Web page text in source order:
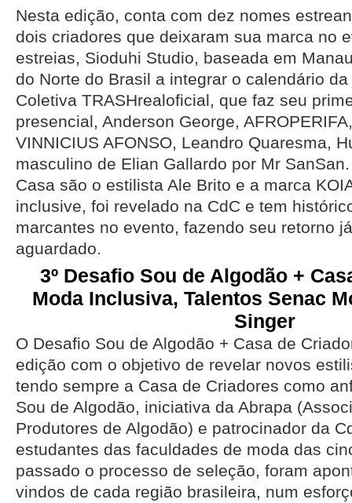
Nesta edição, conta com dez nomes
dois criadores que deixaram sua marca no
estreias, Sioduhi Studio, baseada em
do Norte do Brasil a integrar o calendário
Coletiva TRASHrealoficial, que faz seu
presencial, Anderson George,
VINNICIUS AFONSO, Leandro Quaresma,
masculino de Elian Gallardo por Mr
Casa são o estilista Ale Brito e a marca
inclusive, foi revelado na CdC e tem
marcantes no evento, fazendo seu retorno
aguardado.
3º Desafio Sou de Algodão +
Moda Inclusiva, Talentos Senac
Singer
O Desafio Sou de Algodão + Casa de
edição com o objetivo de revelar novos
tendo sempre a Casa de Criadores como
Sou de Algodão, iniciativa da Abrapa
Produtores de Algodão) e patrocinador da
estudantes das faculdades de moda das
passado o processo de seleção, foram
vindos de cada região brasileira, num